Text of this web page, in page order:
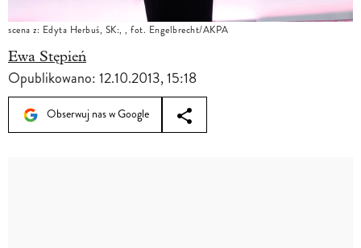
scena z: Edyta Herbuś, SK:, , fot. Engelbrecht/AKPA
Ewa Stępień
Opublikowano:12.10.2013, 15:18
Obserwuj nas w Google